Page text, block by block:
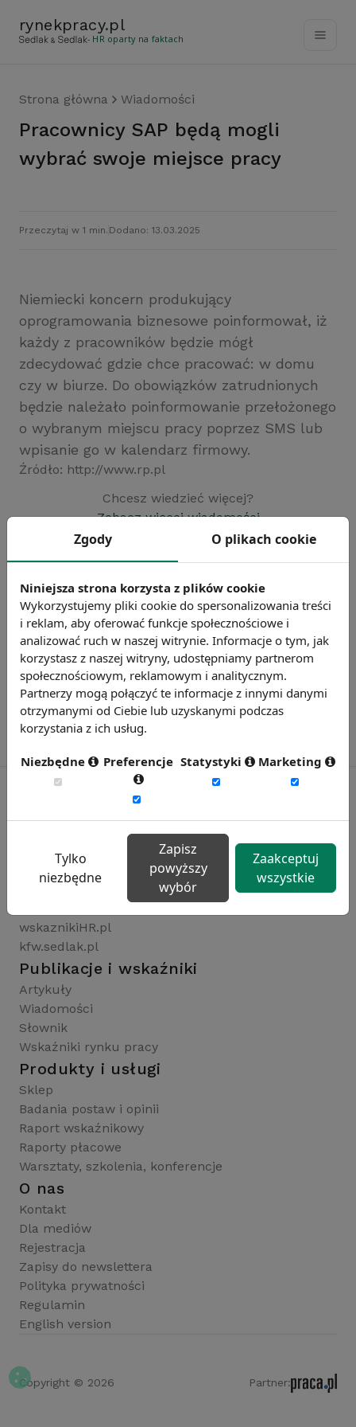
rynekpracy.pl
- HR oparty na faktach
Strona główna Wiadomości
Pracownicy SAP będą mogli
wybrać swoje miejsce pracy
Przeczytaj w 1 min. Dodano: 13.03.2025
Niemiecki koncern produkujący
oprogramowania biznesowe poinformował, iż
każdy z pracowników będzie mógł
zdecydować gdzie chce pracować: w domu
czy w biurze. Do obowiązków zatrudnionych
będzie należało poinformowanie przełożonego
o wybranym miejscu pracy poprzez SMS lub
wpisanie go w kalendarz firmowy.
Źródło: http://www.rp.pl
Chcesz wiedzieć więcej?
Zobacz więcej wiadomości
Rynekpracy.pl
sedlak.pl
wynagrodzenia.pl
raportyplacowe.pl
wskaznikiHR.pl
kfw.sedlak.pl
Publikacje i wskaźniki
Artykuły
Wiadomości
Słownik
Wskaźniki rynku pracy
Produkty i usługi
Sklep
Badania postaw i opinii
Raport wskaźnikowy
Raporty płacowe
Warsztaty, szkolenia, konferencje
O nas
Kontakt
Dla mediów
Rejestracja
Zapisy do newslettera
Polityka prywatności
Regulamin
English version
Copyright © 2026 Partner:
Zgody O plikach cookie
Niniejsza strona korzysta z plików cookie
Wykorzystujemy pliki cookie do spersonalizowania treści
i reklam, aby oferować funkcje społecznościowe i
analizować ruch w naszej witrynie. Informacje o tym, jak
korzystasz z naszej witryny, udostępniamy partnerom
społecznościowym, reklamowym i analitycznym.
Partnerzy mogą połączyć te informacje z innymi danymi
otrzymanymi od Ciebie lub uzyskanymi podczas
korzystania z ich usług.
Niezbędne Preferencje Statystyki Marketing
Tylko
niezbędne
Zapisz
powyższy
wybór
Zaakceptuj
wszystkie